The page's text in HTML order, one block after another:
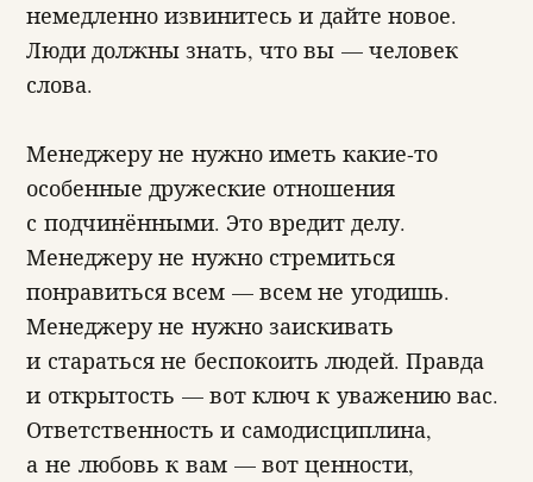
немедленно извинитесь и дайте новое.
Люди должны знать, что вы — человек
слова.
Менеджеру не нужно иметь какие-то
особенные дружеские отношения
с подчинёнными. Это вредит делу.
Менеджеру не нужно стремиться
понравиться всем — всем не угодишь.
Менеджеру не нужно заискивать
и стараться не беспокоить людей. Правда
и открытость — вот ключ к уважению вас.
Ответственность и самодисциплина,
а не любовь к вам — вот ценности,